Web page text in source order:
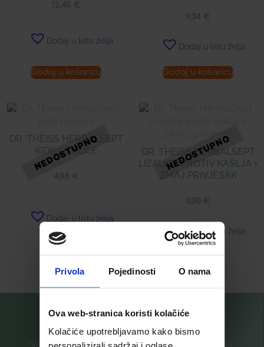
Privola Pojedinosti O nama
Ova web-stranica koristi kolačiće
Kolačiće upotrebljavamo kako bismo
12,45 €
Dodaj u listu želja
Dodaj u košaricu
9,34 €
Dodaj u listu želja
Dodaj u košaricu
DR. THEISS HERBALSEPT
KIDS LIZALICE
4,98 €
Dodaj u listu želja
DR. THEISS HERBALSEPT
LIZALICE PROTIV KAŠLJA +
ZMAJ PRIVJESAK
0,00 €
Dodaj u listu želja
Saznajte prvi za nove proizvode i ekskluzivne promocije